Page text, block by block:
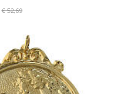
€ 52,69